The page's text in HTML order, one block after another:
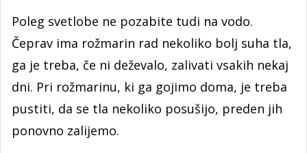
Poleg svetlobe ne pozabite tudi na vodo.
Čeprav ima rožmarin rad nekoliko bolj suha tla,
ga je treba, če ni deževalo, zalivati vsakih nekaj
dni. Pri rožmarinu, ki ga gojimo doma, je treba
pustiti, da se tla nekoliko posušijo, preden jih
ponovno zalijemo.